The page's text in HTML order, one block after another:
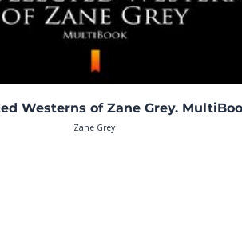
Westerns of Zane Grey.
Zane Grey